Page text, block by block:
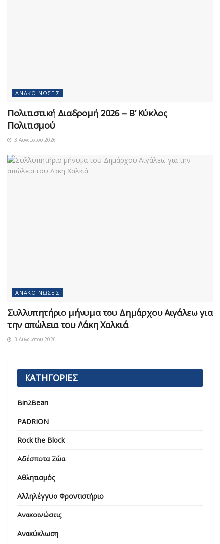
ΑΝΑΚΟΙΝΏΣΕΙΣ
Πολιτιστική Διαδρομή 2026 – Β’ Κύκλος
Πολιτισμού
3 Αυγούστου 2026
ΑΝΑΚΟΙΝΏΣΕΙΣ
Συλλυπητήριο μήνυμα του Δημάρχου Αιγάλεω για
την απώλεια του Λάκη Χαλκιά
3 Αυγούστου 2026
ΚΑΤΗΓΟΡΙΕΣ
Bin2Bean
PADRION
Rock the Block
Αδέσποτα Ζώα
Αθλητισμός
Αλληλέγγυο Φροντιστήριο
Ανακοινώσεις
Ανακύκλωση